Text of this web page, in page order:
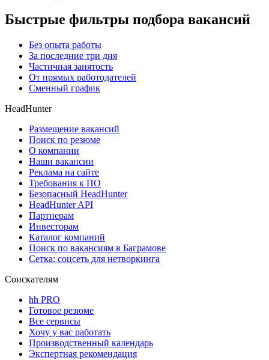
Быстрые фильтры подбора вакансий
Без опыта работы
За последние три дня
Частичная занятость
От прямых работодателей
Сменный график
HeadHunter
Размещение вакансий
Поиск по резюме
О компании
Наши вакансии
Реклама на сайте
Требования к ПО
Безопасный HeadHunter
HeadHunter API
Партнерам
Инвесторам
Каталог компаний
Поиск по вакансиям в Баграмове
Сетка: соцсеть для нетворкинга
Соискателям
hh PRO
Готовое резюме
Все сервисы
Хочу у вас работать
Производственный календарь
Экспертная рекомендация